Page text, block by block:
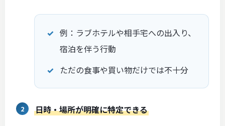
例：ラブホテルや相手宅への出入り、
宿泊を伴う行動
ただの食事や買い物だけでは不十分
日時・場所が明確に特定できる